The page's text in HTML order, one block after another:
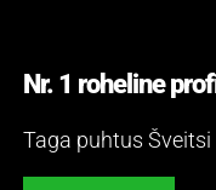
Nr. 1 roheline
Taga puhtus